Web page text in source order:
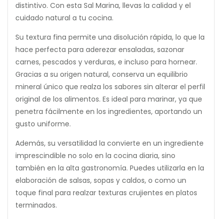
distintivo. Con esta Sal Marina, llevas la calidad y el
cuidado natural a tu cocina.
Su textura fina permite una disolución rápida, lo que la
hace perfecta para aderezar ensaladas, sazonar
carnes, pescados y verduras, e incluso para hornear.
Gracias a su origen natural, conserva un equilibrio
mineral único que realza los sabores sin alterar el perfil
original de los alimentos. Es ideal para marinar, ya que
penetra fácilmente en los ingredientes, aportando un
gusto uniforme.
Además, su versatilidad la convierte en un ingrediente
imprescindible no solo en la cocina diaria, sino
también en la alta gastronomía. Puedes utilizarla en la
elaboración de salsas, sopas y caldos, o como un
toque final para realzar texturas crujientes en platos
terminados.